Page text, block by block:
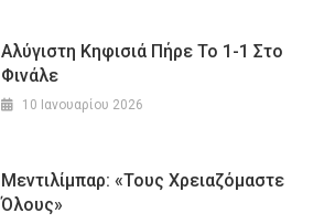
Αλύγιστη Κηφισιά Πήρε Το 1-1 Στο
Φινάλε
10 Ιανουαρίου 2026
Μεντιλίμπαρ: «Τους Χρειαζόμαστε
Όλους»